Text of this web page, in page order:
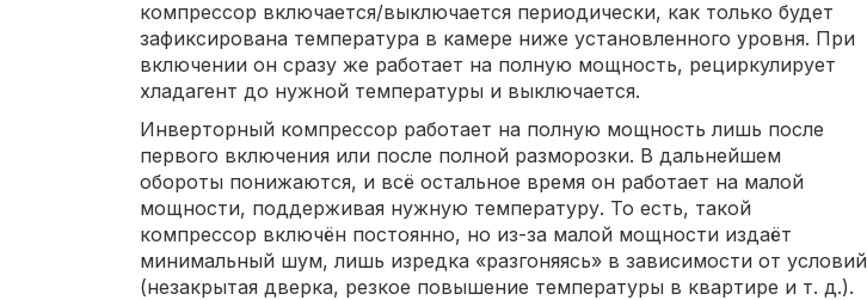
компрессор включается/выключается периодически, как только будет
зафиксирована температура в камере ниже установленного уровня. При
включении он сразу же работает на полную мощность, рециркулирует
хладагент до нужной температуры и выключается.
Инверторный компрессор работает на полную мощность лишь после
первого включения или после полной разморозки. В дальнейшем
обороты понижаются, и всё остальное время он работает на малой
мощности, поддерживая нужную температуру. То есть, такой
компрессор включён постоянно, но из-за малой мощности издаёт
минимальный шум, лишь изредка «разгоняясь» в зависимости от условий
(незакрытая дверка, резкое повышение температуры в квартире и т. д.).